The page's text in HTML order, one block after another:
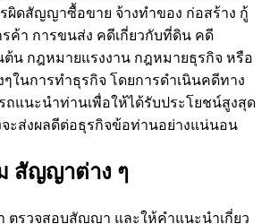
ผิดสัญญาซื้อขาย จ้างทำของ ก่อสร้าง กู้
รค้า การขนส่ง คดีเกี่ยวกับที่ดิน คดี
ต้น กฎหมายแรงงาน กฎหมายธุรกิจ หรือ
ในการทำธุรกิจ โดยการดำเนินคดีทาง
ถแนะนำท่านเพื่อให้ได้รับประโยชน์สูงสุด
ะส่งผลดีต่อธุรกิจข้อท่านอย่างแน่นอน
สัญญาต่าง ๆ
รวจสอบสัญญา และให้คำแนะนำเกี่ยว